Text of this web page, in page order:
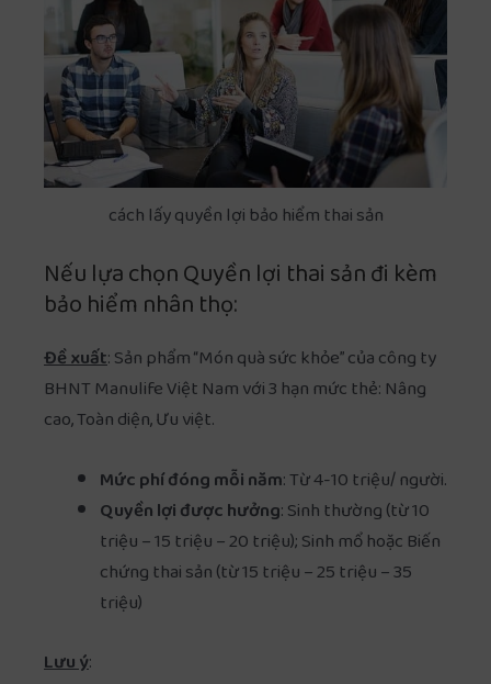
cách lấy quyền lợi bảo hiểm thai sản
Nếu lựa chọn Quyền lợi thai sản đi kèm
bảo hiểm nhân thọ:
Đề xuất: Sản phẩm “Món quà sức khỏe” của công ty
BHNT Manulife Việt Nam với 3 hạn mức thẻ: Nâng
cao, Toàn diện, Ưu việt.
Mức phí đóng mỗi năm: Từ 4-10 triệu/ người.
Quyền lợi được hưởng: Sinh thường (từ 10
triệu – 15 triệu – 20 triệu); Sinh mổ hoặc Biến
chứng thai sản (từ 15 triệu – 25 triệu – 35
triệu)
Lưu ý: